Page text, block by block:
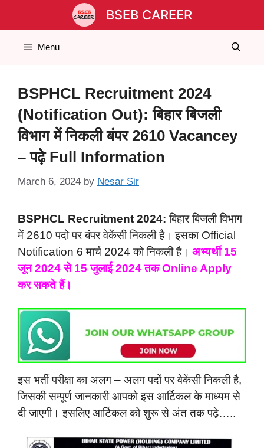
BSEB CAREER
Menu
BSPHCL Recruitment 2024
(Notification Out): बिहार बिजली
विभाग में निकली बंपर 2610 Vacancey
– पढ़े Full Information
March 6, 2024 by Nesar Sir
BSPHCL Recruitment 2024: बिहार बिजली विभाग
में 2610 पदो पर बंपर वेकेंसी निकली है। इसका Official
Notification 6 मार्च 2024 को निकली है। अभ्यर्थी 15
जून 2024 से 15 जुलाई 2024 तक Online Apply
कर सकते हैं।
इस भर्ती परीक्षा का अलग – अलग पदों पर वेकेंसी निकली है,
जिसकी सम्पूर्ण जानकारी आपको इस आर्टिकल के माध्यम से
दी जाएगी। इसलिए आर्टिकल को शुरू से अंत तक पढ़े…..